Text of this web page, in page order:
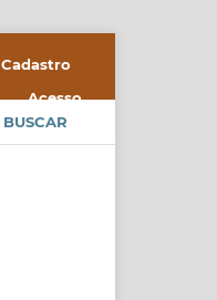
BUSCAR
Cadastro
Acesso